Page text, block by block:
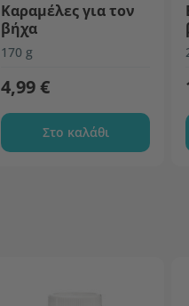
Καραμέλες για τον
βήχα
170 g
4,99 €
Στο καλάθι